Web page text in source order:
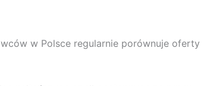
w Polsce regularnie porównuje oferty